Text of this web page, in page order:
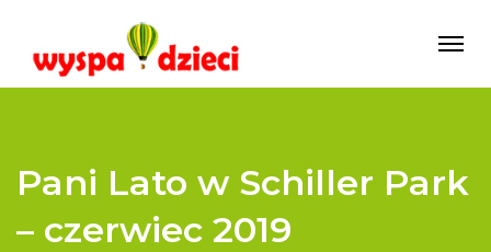
Pani Lato w Schiller Park
– czerwiec 2019